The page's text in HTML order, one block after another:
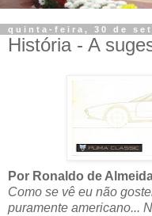
quinta-feira, 30 de
História - A
Por Ronaldo de
Como se vê eu não
puramente americano...